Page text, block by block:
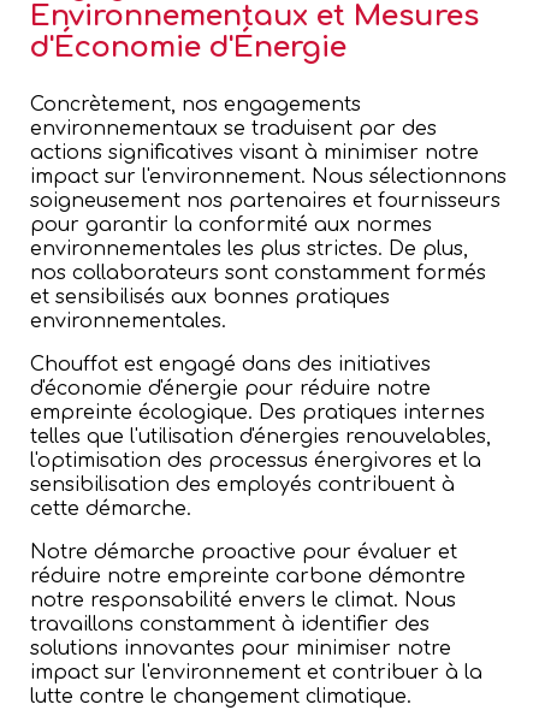
Environnementaux et Mesures
d'Économie d'Énergie
Concrètement, nos engagements
environnementaux se traduisent par des
actions significatives visant à minimiser notre
impact sur l'environnement. Nous sélectionnons
soigneusement nos partenaires et fournisseurs
pour garantir la conformité aux normes
environnementales les plus strictes. De plus,
nos collaborateurs sont constamment formés
et sensibilisés aux bonnes pratiques
environnementales.
Chouffot est engagé dans des initiatives
d'économie d'énergie pour réduire notre
empreinte écologique. Des pratiques internes
telles que l'utilisation d'énergies renouvelables,
l'optimisation des processus énergivores et la
sensibilisation des employés contribuent à
cette démarche.
Notre démarche proactive pour évaluer et
réduire notre empreinte carbone démontre
notre responsabilité envers le climat. Nous
travaillons constamment à identifier des
solutions innovantes pour minimiser notre
impact sur l'environnement et contribuer à la
lutte contre le changement climatique.